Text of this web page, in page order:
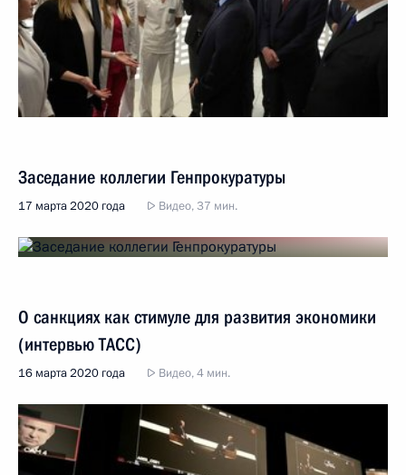
Заседание коллегии Генпрокуратуры
17 марта 2020 года Видео, 37 мин.
О санкциях как стимуле для развития экономики
(интервью ТАСС)
16 марта 2020 года Видео, 4 мин.